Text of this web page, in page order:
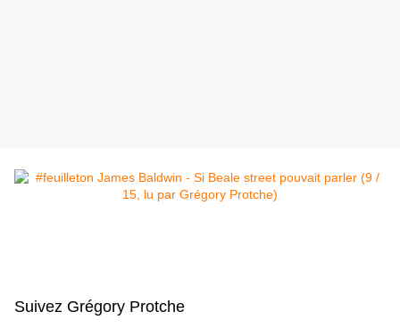
Suivez Grégory Protche